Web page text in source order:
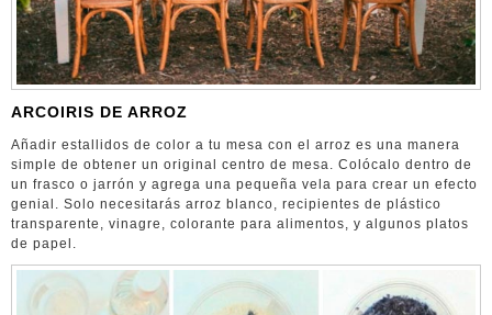
ARCOIRIS DE ARROZ
Añadir estallidos de color a tu mesa con el arroz es una manera
simple de obtener un original centro de mesa. Colócalo dentro de
un frasco o jarrón y agrega una pequeña vela para crear un efecto
genial. Solo necesitarás arroz blanco, recipientes de plástico
transparente, vinagre, colorante para alimentos, y algunos platos
de papel.